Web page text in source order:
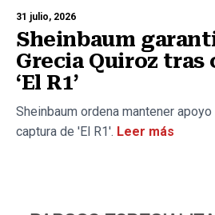
31 julio, 2026
Sheinbaum
Grecia Quiroz tras
‘El R1’
Sheinbaum ordena mantener
captura de 'El R1'. Leer más